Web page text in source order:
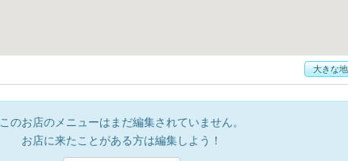
大きな
このお店のメニューはまだ編集されていません。
お店に来たことがある方は編集しよう！